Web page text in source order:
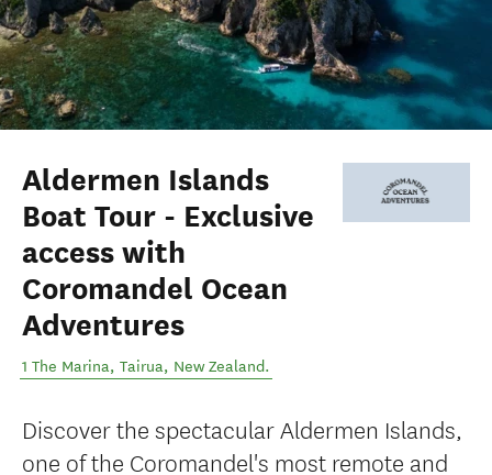
Aldermen Islands
Boat Tour - Exclusive
access with
Coromandel Ocean
Adventures
1 The Marina, Tairua, New Zealand.
Discover the spectacular Aldermen Islands,
one of the Coromandel's most remote and